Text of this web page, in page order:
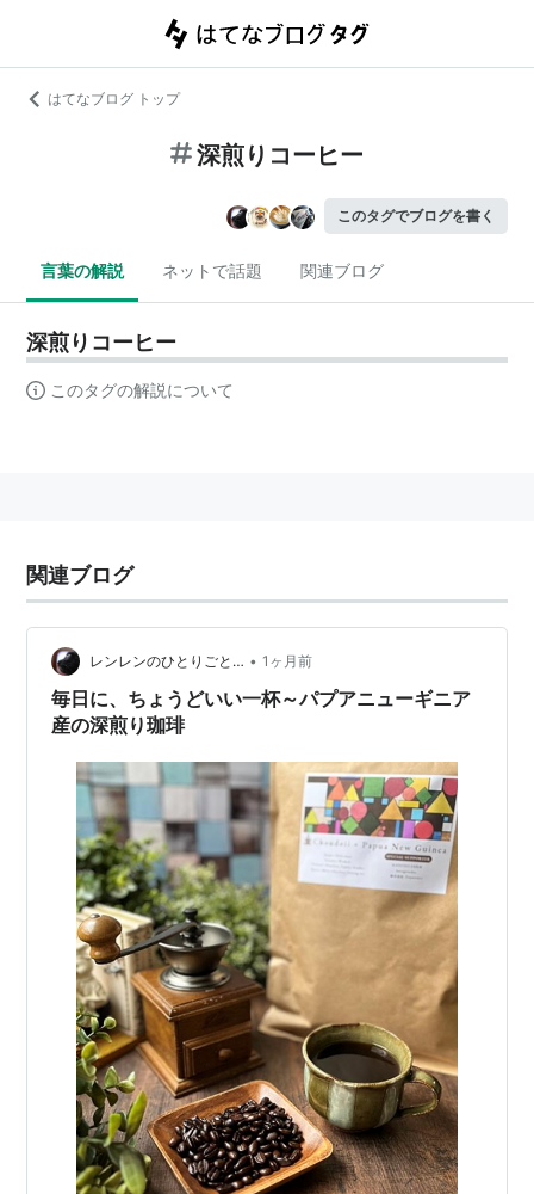
はてなブログ トップ
深煎りコーヒー
このタグでブログを書く
言葉の解説 ネットで話題 関連ブログ
深煎りコーヒー
このタグの解説について
関連ブログ
レンレンのひとりごと… • 1ヶ月前
毎日に、ちょうどいい一杯～パプアニューギニア
産の深煎り珈琲